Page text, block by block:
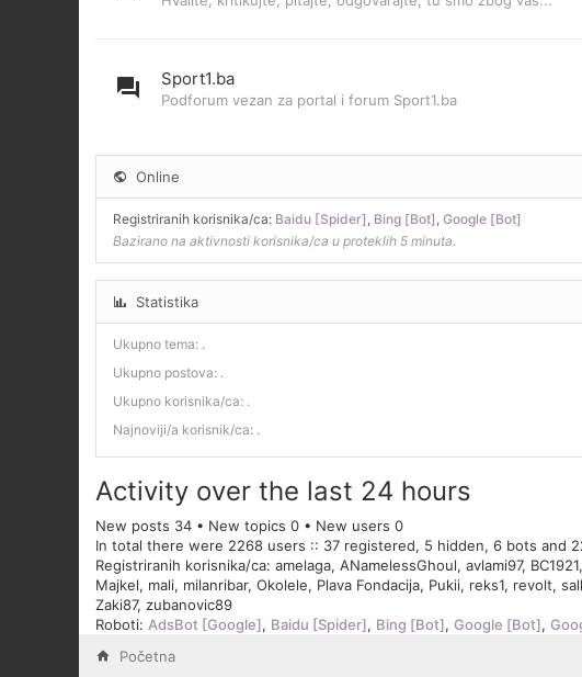
Sport1.ba
Podforum vezan za portal i forum Sport1.ba
Online
Registriranih korisnika/ca: Baidu [Spider] , Bing [Bot] , Google [Bot]
Bazirano na aktivnosti korisnika/ca u proteklih 5 minuta.
Statistika
Ukupno tema: .
Ukupno postova: .
Ukupno korisnika/ca: .
Najnoviji/a korisnik/ca: .
Activity over the last 24 hours
New posts 34 • New topics 0 • New users 0
In total there were 2268 users :: 37 registered, 5 hidden, 6 bots and
Registriranih korisnika/ca: amelaga, ANamelessGhoul, avlami97, BC1921,
Majkel, mali, milanribar, Okolele, Plava Fondacija, Pukii, reks1, revolt,
Zaki87, zubanovic89
Roboti: AdsBot [Google], Baidu [Spider], Bing [Bot], Google [Bot],
Početna